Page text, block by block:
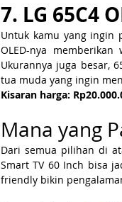
7. LG 65C4
Untuk kamu yang ingin
OLED-nya
Ukurannya juga besar,
tua muda yang ingin
Kisaran harga:
Mana yang
Dari semua pilihan di
Smart TV 60 Inch bisa
friendly bikin